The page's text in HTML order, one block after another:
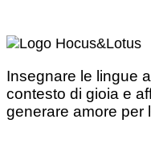
Insegnare le lingue
contesto di gioia e
generare amore per